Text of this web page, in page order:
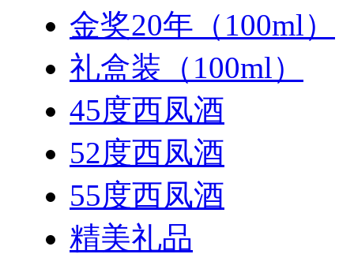
金奖20年（100ml）
礼盒装（100ml）
45度西凤酒
52度西凤酒
55度西凤酒
精美礼品